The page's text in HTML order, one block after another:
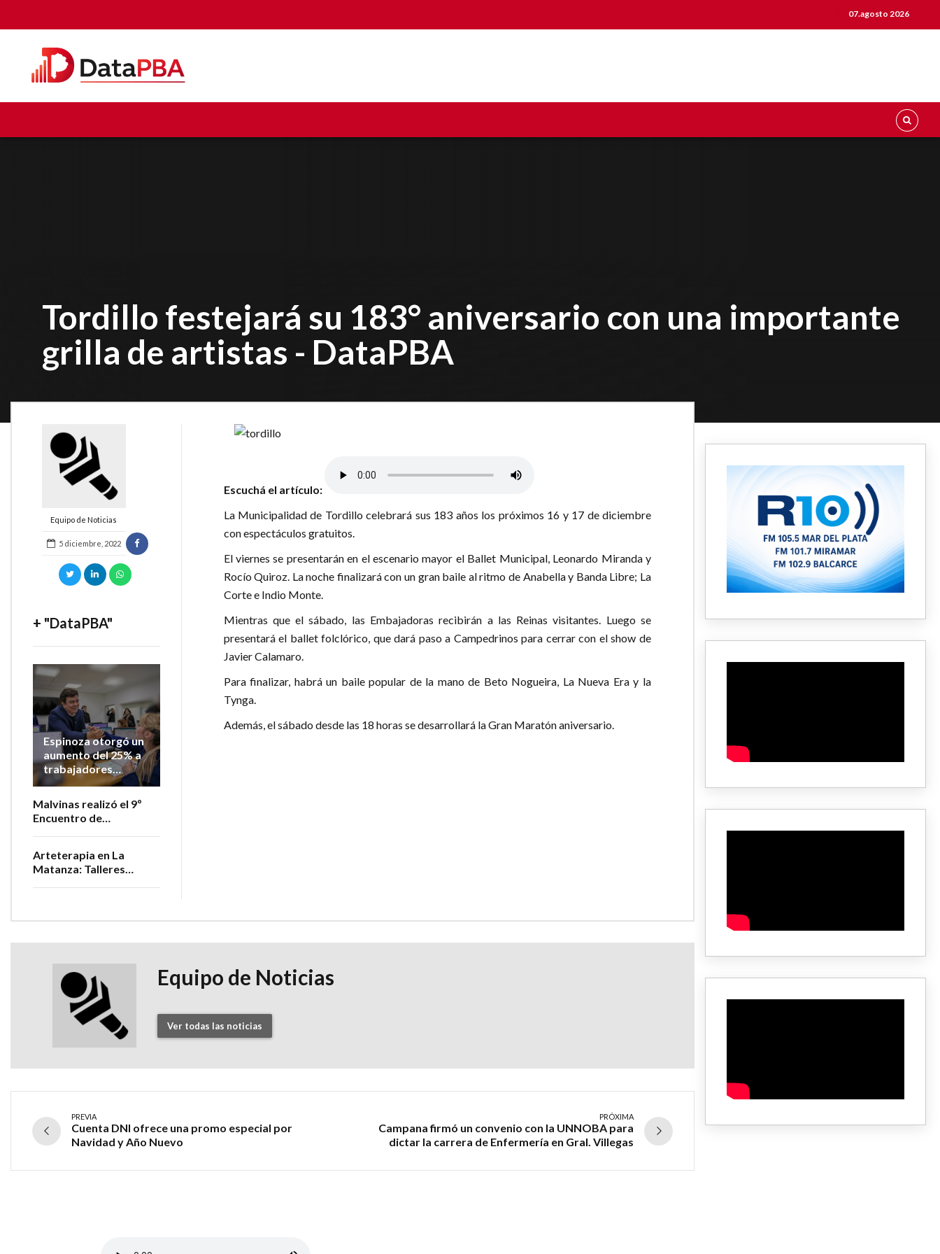
07.agosto 2026
Tordillo festejará su 183° aniversario con una importante
grilla de artistas - DataPBA
Equipo de Noticias
5 diciembre, 2022
+ "DataPBA"
Espinoza otorgó un
aumento del 25% a
trabajadores
municipales en lo
Malvinas realizó el 9º
Encuentro de
Provincia
Arteterapia en La
Matanza: Talleres
Escuchá el artículo:
La Municipalidad de Tordillo celebrará sus 183 años los próximos 16 y 17 de diciembre
con espectáculos gratuitos.
El viernes se presentarán en el escenario mayor el Ballet Municipal, Leonardo Miranda y
Rocío Quiroz. La noche finalizará con un gran baile al ritmo de Anabella y Banda Libre; La
Corte e Indio Monte.
Mientras que el sábado, las Embajadoras recibirán a las Reinas visitantes. Luego se
presentará el ballet folclórico, que dará paso a Campedrinos para cerrar con el show de
Javier Calamaro.
Para finalizar, habrá un baile popular de la mano de Beto Nogueira, La Nueva Era y la
Tynga.
Además, el sábado desde las 18 horas se desarrollará la Gran Maratón aniversario.
Equipo de Noticias
Ver todas las noticias
PREVIA
Cuenta DNI ofrece una promo especial por
Navidad y Año Nuevo
PRÓXIMA
Campana firmó un convenio con la UNNOBA para
dictar la carrera de Enfermería en Gral. Villegas